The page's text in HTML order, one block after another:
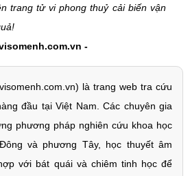
trang tử vi phong thuỷ cải biến vận
-
là trang web tra cứu
đầu tại Việt Nam. Các chuyên gia
phương pháp nghiên cứu khoa học
và phương Tây, học thuyết âm
với bát quái và chiêm tinh học để